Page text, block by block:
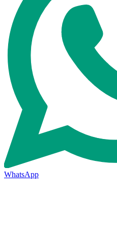
WhatsApp